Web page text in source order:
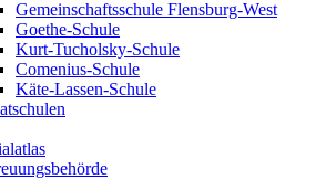
Gemeinschaftsschule Flensburg-West
Goethe-Schule
Kurt-Tucholsky-Schule
Comenius-Schule
Käte-Lassen-Schule